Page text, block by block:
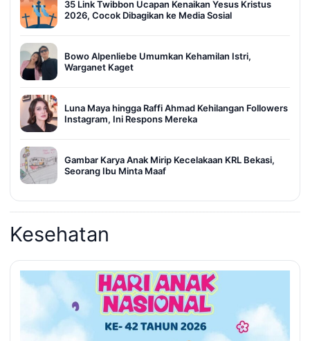
35 Link Twibbon Ucapan Kenaikan Yesus Kristus
2026, Cocok Dibagikan ke Media Sosial
Bowo Alpenliebe Umumkan Kehamilan Istri,
Warganet Kaget
Luna Maya hingga Raffi Ahmad Kehilangan Followers
Instagram, Ini Respons Mereka
Gambar Karya Anak Mirip Kecelakaan KRL Bekasi,
Seorang Ibu Minta Maaf
Kesehatan